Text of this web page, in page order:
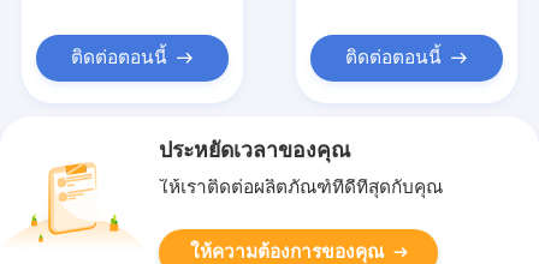
ติดต่อตอนนี้ ติดต่อตอนนี้
ประหยัดเวลาของคุณ
ให้เราติดต่อผลิตภัณฑ์ที่ดีที่สุดกับคุณ
ให้ความต้องการของคุณ